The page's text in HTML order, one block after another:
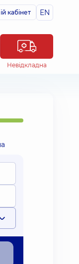
кабінет EN
Невідкладна